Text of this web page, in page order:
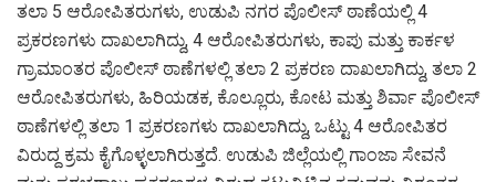
ತಲಾ 5 ಆರೋಪಿತರುಗಳು, ಉಡುಪಿ ನಗರ ಪೊಲೀಸ್‌ ಠಾಣೆಯಲ್ಲಿ 4
ಪ್ರಕರಣಗಳು ದಾಖಲಾಗಿದ್ದು, 4 ಆರೋಪಿತರುಗಳು, ಕಾಪು ಮತ್ತು ಕಾರ್ಕಳ
ಗ್ರಾಮಾಂತರ ಪೊಲೀಸ್‌ ಠಾಣೆಗಳಲ್ಲಿ ತಲಾ 2 ಪ್ರಕರಣ ದಾಖಲಾಗಿದ್ದು, ತಲಾ 2
ಆರೋಪಿತರುಗಳು, ಹಿರಿಯಡಕ, ಕೊಲ್ಲೂರು, ಕೋಟ ಮತ್ತು ಶಿರ್ವಾ ಪೊಲೀಸ್‌
ಠಾಣೆಗಳಲ್ಲಿ ತಲಾ 1 ಪ್ರಕರಣಗಳು ದಾಖಲಾಗಿದ್ದು, ಒಟ್ಟು 4 ಆರೋಪಿತರ
ವಿರುದ್ದ ಕ್ರಮ ಕೈಗೊಳ್ಳಲಾಗಿರುತ್ತದೆ. ಉಡುಪಿ ಜಿಲ್ಲೆಯಲ್ಲಿ ಗಾಂಜಾ ಸೇವನೆ